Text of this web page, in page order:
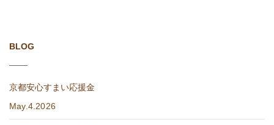
BLOG
京都安心すまい応援金
May.4.2026